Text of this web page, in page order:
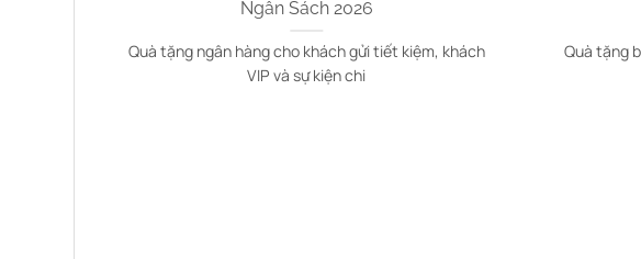
Ngân Sách 2026
Quà tặng ngân hàng cho khách gửi tiết kiệm, khách
VIP và sự kiện chi
Quà tặng